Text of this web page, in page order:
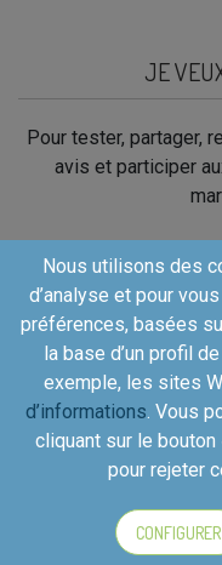
JE
Pour tester, partager,
avis et participer
Copyright©2026 -
27, local
Nous utilisons des
d’analyse et pour
préférences, basées
la base d’un profil
exemple, les sites
d’informations. Vous
cliquant sur le
pour rejeter
CONFIGURER